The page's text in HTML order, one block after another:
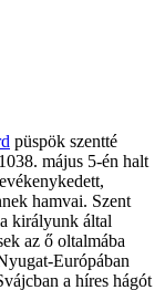
püspök szentté
május 5-én halt
hamvai. Szent
királyunk által
az ő oltalmába
Európában
a híres hágót